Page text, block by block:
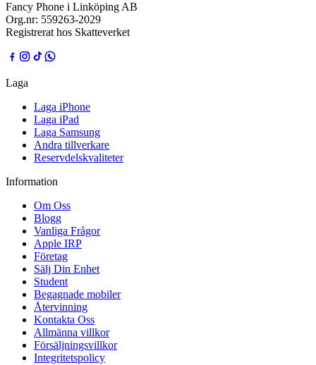
Fancy Phone i Linköping AB
Org.nr: 559263-2029
Registrerat hos Skatteverket
Laga
Laga iPhone
Laga iPad
Laga Samsung
Andra tillverkare
Reservdelskvaliteter
Information
Om Oss
Blogg
Vanliga Frågor
Apple IRP
Företag
Sälj Din Enhet
Student
Begagnade mobiler
Återvinning
Kontakta Oss
Allmänna villkor
Försäljningsvillkor
Integritetspolicy